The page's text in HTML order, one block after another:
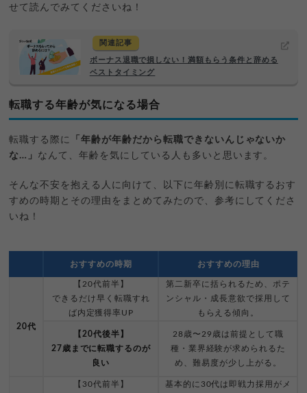
せて読んでみてくださいね！
関連記事
ボーナス退職で損しない！満額もらう条件と辞める
ベストタイミング
転職する年齢が気になる場合
転職する際に
「年齢が年齢だから転職できないんじゃないか
な…」 なんて、年齢を気にしている人も多いと思います。
そんな不安を抱える人に向けて、以下に年齢別に転職するおす
すめの時期とその理由をまとめてみたので、参考にしてくださ
いね！
おすすめの時期 おすすめの理由
20代
【20代前半】
できるだけ早く転職すれ
ば内定獲得率UP
第二新卒に括られるため、ポテ
ンシャル・成長意欲で採用して
もらえる傾向。
【20代後半】
27歳までに転職するのが
良い
28歳〜29歳は前提として職
種・業界経験が求められるた
め、難易度が少し上がる。
【30代前半】
基本的に30代は即戦力採用がメ